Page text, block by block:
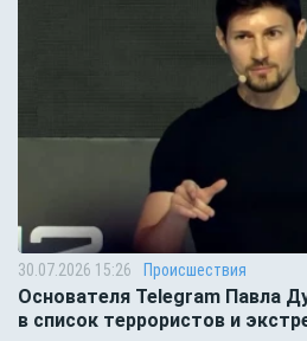
30.07.2026 15:26 Происшествия
Основателя Telegram Павла
в список террористов и